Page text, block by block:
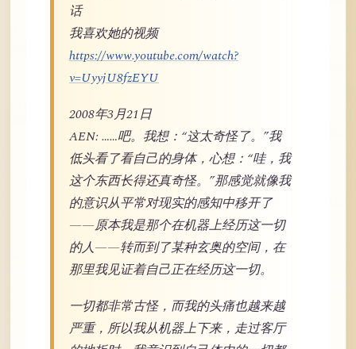
话
我喜欢她的视频
https://www.youtube.com/watch?
v=UyyjU8fzEYU
2008年3月21日
AEN: ……吧。我想：“这太奇怪了。”我
低头看了看自己的身体，心想：“哇，我
这个东西长得还真奇怪。”那感觉就像我
的意识从平常对现实的感知中移开了
——原本我是那个在机器上经历这一切
的人——转而到了某种玄奥的空间，在
那里我见证着自己正在经历这一切。
一切都非常古怪，而我的头痛也越来越
严重，所以我从机器上下来，走过客厅